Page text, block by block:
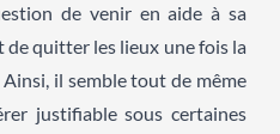
de venir en aide à sa
quitter les lieux une fois la
il semble tout de même
justifiable sous certaines